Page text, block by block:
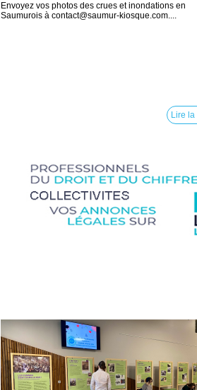
Envoyez vos photos des crues et inondations en
Saumurois à contact@saumur-kiosque.com....
Lire la